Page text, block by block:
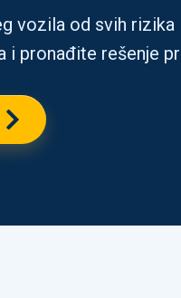
vozila od svih
i pronađite rešenje